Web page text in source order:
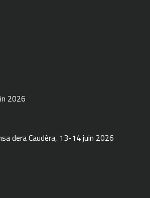
2026
dera Caudèra, 13-14 juin 2026